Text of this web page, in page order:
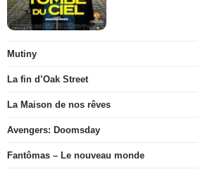
Mutiny
La fin d’Oak Street
La Maison de nos rêves
Avengers: Doomsday
Fantômas – Le nouveau monde